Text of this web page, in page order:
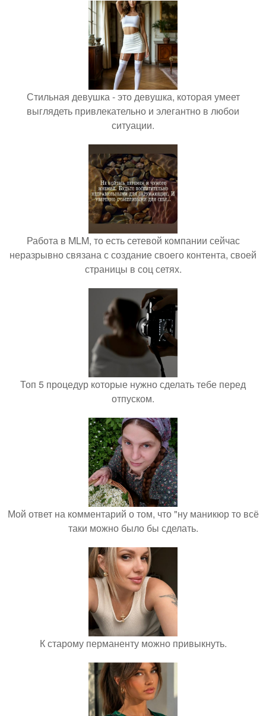
Стильная девушка - это девушка, которая умеет
выглядеть привлекательно и элегантно в любои
ситуации.
Работа в MLM, то есть сетевой компании сейчас
неразрывно связана с создание своего контента, своей
страницы в соц сетях.
Топ 5 процедур которые нужно сделать тебе перед
отпуском.
Мой ответ на комментарий о том, что "ну маникюр то всё
таки можно было бы сделать.
К старому перманенту можно привыкнуть.